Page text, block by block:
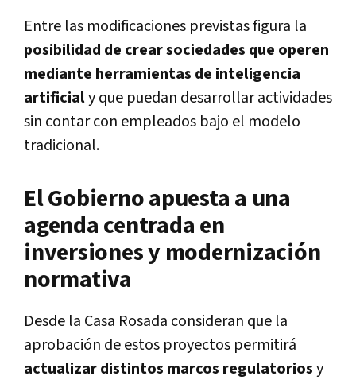
Entre las modificaciones previstas figura la
posibilidad de crear sociedades que operen
mediante herramientas de inteligencia
artificialy que puedan desarrollar actividades
sin contar con empleados bajo el modelo
tradicional.
El Gobierno apuesta a una
agenda centrada en
inversiones y modernización
normativa
Desde la Casa Rosada consideran que la
aprobación de estos proyectos permitirá
actualizar distintos marcos regulatoriosy